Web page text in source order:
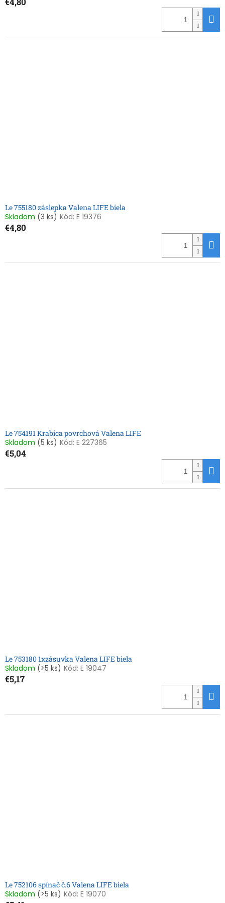
Le 755180 záslepka Valena LIFE biela
Skladom (3 ks) Kód: E 19376
€4,80
Le 754191 Krabica povrchová Valena LIFE
Skladom (5 ks) Kód: E 227365
€5,04
Le 753180 1xzásuvka Valena LIFE biela
Skladom (>5 ks) Kód: E 19047
€5,17
Le 752106 spínač č.6 Valena LIFE biela
Skladom (>5 ks) Kód: E 19070